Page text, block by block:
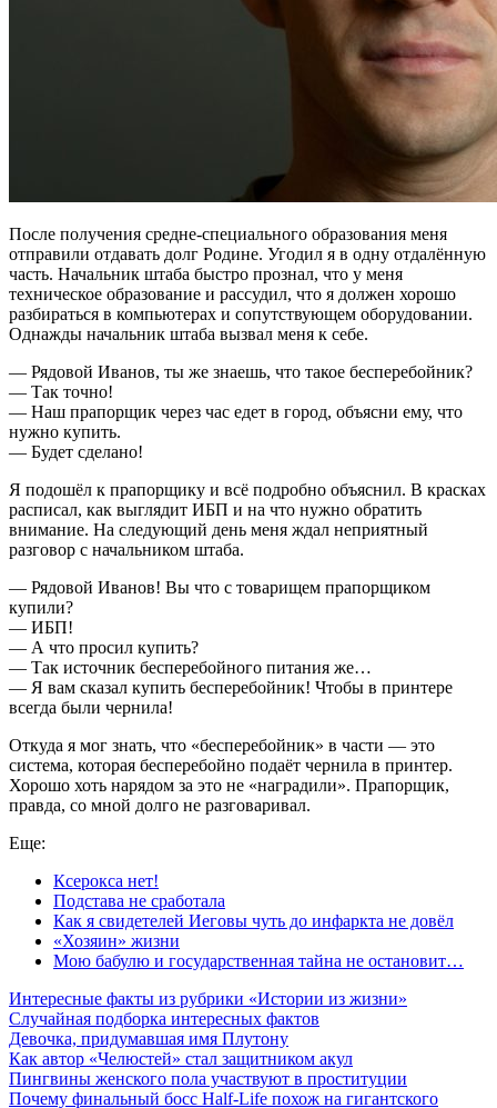
После получения средне-специального образования меня
отправили отдавать долг Родине. Угодил я в одну отдалённую
часть. Начальник штаба быстро прознал, что у меня
техническое образование и рассудил, что я должен хорошо
разбираться в компьютерах и сопутствующем оборудовании.
Однажды начальник штаба вызвал меня к себе.
— Рядовой Иванов, ты же знаешь, что такое бесперебойник?
— Так точно!
— Наш прапорщик через час едет в город, объясни ему, что
нужно купить.
— Будет сделано!
Я подошёл к прапорщику и всё подробно объяснил. В красках
расписал, как выглядит ИБП и на что нужно обратить
внимание. На следующий день меня ждал неприятный
разговор с начальником штаба.
— Рядовой Иванов! Вы что с товарищем прапорщиком
купили?
— ИБП!
— А что просил купить?
— Так источник бесперебойного питания же…
— Я вам сказал купить бесперебойник! Чтобы в принтере
всегда были чернила!
Откуда я мог знать, что «бесперебойник» в части — это
система, которая бесперебойно подаёт чернила в принтер.
Хорошо хоть нарядом за это не «наградили». Прапорщик,
правда, со мной долго не разговаривал.
Еще:
Ксерокса нет!
Подстава не сработала
Как я свидетелей Иеговы чуть до инфаркта не довёл
«Хозяин» жизни
Мою бабулю и государственная тайна не остановит…
Интересные факты из рубрики «Истории из жизни»
Случайная подборка интересных фактов
Девочка, придумавшая имя Плутону
Как автор «Челюстей» стал защитником акул
Пингвины женского пола участвуют в проституции
Почему финальный босс Half-Life похож на гигантского